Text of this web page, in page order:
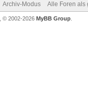
Archiv-Modus Alle Foren als
, © 2002-2026 MyBB Group